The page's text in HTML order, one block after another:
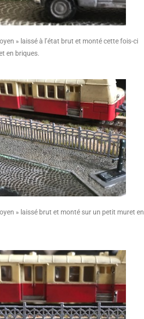
» laissé à l’état brut et monté cette fois-ci
en briques.
» laissé brut et monté sur un petit muret en